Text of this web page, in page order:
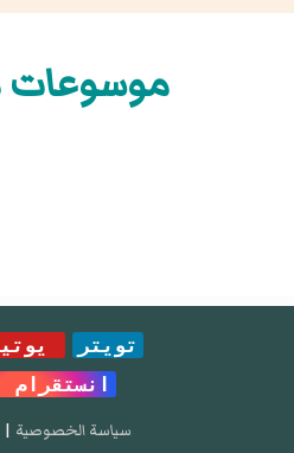
موسوعات
تويتر
انستقرام
سياسة الخصوصية |